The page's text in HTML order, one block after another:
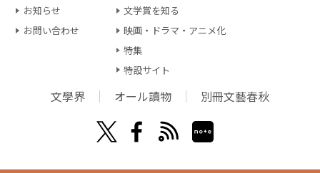
お知らせ
お問い合わせ
文学賞を知る
映画・ドラマ・アニメ化
特集
特設サイト
文學界 オール讀物 別冊文藝春秋